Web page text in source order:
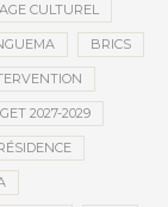
CULTUREL
BRICS
2027-2029